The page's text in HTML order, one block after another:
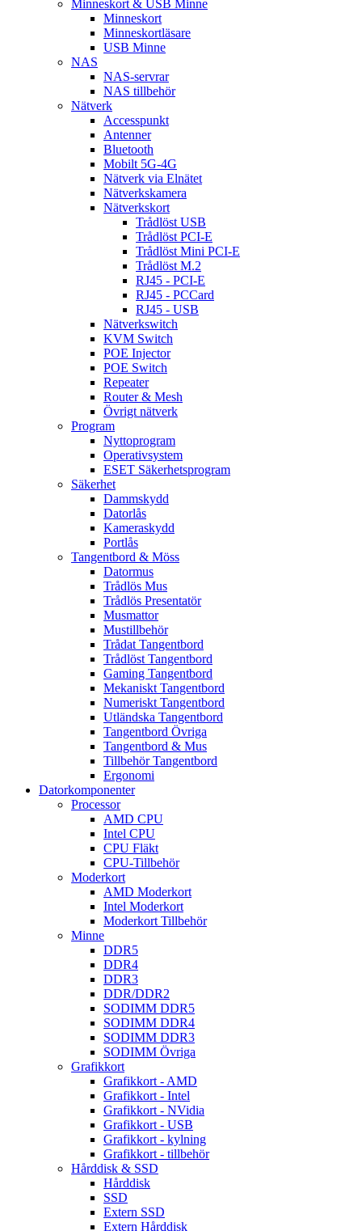
Minneskort & USB Minne
Minneskort
Minneskortläsare
USB Minne
NAS
NAS-servrar
NAS tillbehör
Nätverk
Accesspunkt
Antenner
Bluetooth
Mobilt 5G-4G
Nätverk via Elnätet
Nätverkskamera
Nätverkskort
Trådlöst USB
Trådlöst PCI-E
Trådlöst Mini PCI-E
Trådlöst M.2
RJ45 - PCI-E
RJ45 - PCCard
RJ45 - USB
Nätverkswitch
KVM Switch
POE Injector
POE Switch
Repeater
Router & Mesh
Övrigt nätverk
Program
Nyttoprogram
Operativsystem
ESET Säkerhetsprogram
Säkerhet
Dammskydd
Datorlås
Kameraskydd
Portlås
Tangentbord & Möss
Datormus
Trådlös Mus
Trådlös Presentatör
Musmattor
Mustillbehör
Trådat Tangentbord
Trådlöst Tangentbord
Gaming Tangentbord
Mekaniskt Tangentbord
Numeriskt Tangentbord
Utländska Tangentbord
Tangentbord Övriga
Tangentbord & Mus
Tillbehör Tangentbord
Ergonomi
Datorkomponenter
Processor
AMD CPU
Intel CPU
CPU Fläkt
CPU-Tillbehör
Moderkort
AMD Moderkort
Intel Moderkort
Moderkort Tillbehör
Minne
DDR5
DDR4
DDR3
DDR/DDR2
SODIMM DDR5
SODIMM DDR4
SODIMM DDR3
SODIMM Övriga
Grafikkort
Grafikkort - AMD
Grafikkort - Intel
Grafikkort - NVidia
Grafikkort - USB
Grafikkort - kylning
Grafikkort - tillbehör
Hårddisk & SSD
Hårddisk
SSD
Extern SSD
Extern Hårddisk